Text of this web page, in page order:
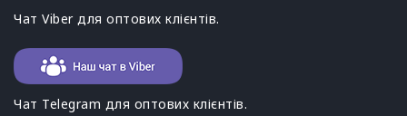
Чат Viber для оптових клієнтів.
Чат Telegram для оптових клієнтів.